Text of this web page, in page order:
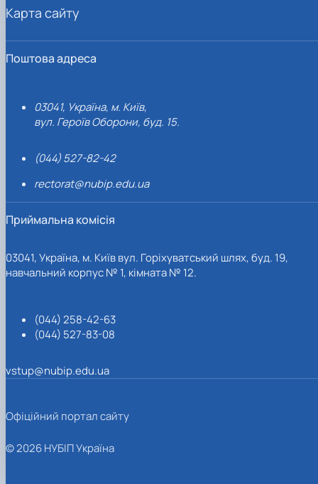
Поштова адреса
03041, Україна, м. Київ,
вул. Героїв Оборони, буд. 15.
(044) 527-82-42
rectorat@nubip.edu.ua
Приймальна комісія
03041, Україна, м. Київ вул. Горіхуватський шлях, буд. 19,
навчальний корпус № 1, кімната № 12.
(044) 258-42-63
(044) 527-83-08
vstup@nubip.edu.ua
Карта сайту
Офіційний портал сайту
© 2026 НУБІП Україна